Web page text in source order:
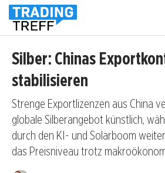
Silber: Chinas
stabilisieren
Strenge Exportlizenzen aus China
globale Silberangebot künstlich,
durch den KI- und Solarboom
das Preisniveau trotz